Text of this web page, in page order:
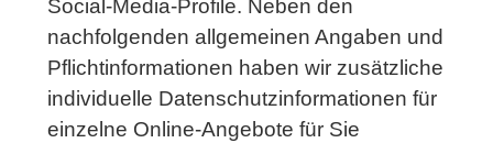
Social-Media-Profile. Neben den
nachfolgenden allgemeinen Angaben und
Pflichtinformationen haben wir zusätzliche
individuelle Datenschutzinformationen für
einzelne Online-Angebote für Sie